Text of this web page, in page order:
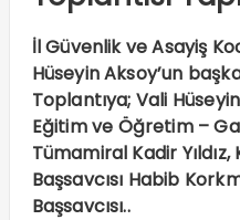
İl Güvenlik ve Asayiş
Hüseyin Aksoy’un
Toplantıya; Vali
Eğitim ve Öğretim –
Tümamiral Kadir
Başsavcısı Habib
Başsavcısı..